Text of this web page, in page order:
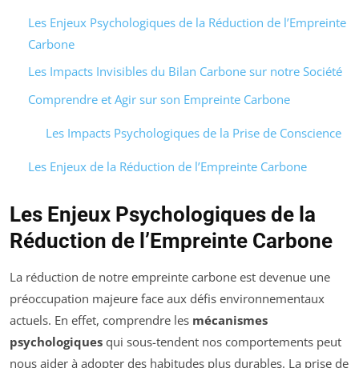
Les Enjeux Psychologiques de la Réduction de l’Empreinte
Carbone
Les Impacts Invisibles du Bilan Carbone sur notre Société
Comprendre et Agir sur son Empreinte Carbone
Les Impacts Psychologiques de la Prise de Conscience
Les Enjeux de la Réduction de l’Empreinte Carbone
Les Enjeux Psychologiques de la
Réduction de l’Empreinte Carbone
La réduction de notre empreinte carbone est devenue une
préoccupation majeure face aux défis environnementaux
actuels. En effet, comprendre les mécanismes
psychologiques qui sous-tendent nos comportements peut
nous aider à adopter des habitudes plus durables. La prise de